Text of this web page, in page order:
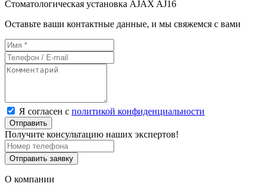
Стоматологическая установка AJAX AJ16
Оставьте ваши контактные данные, и мы свяжемся с вами
Я согласен с политикой конфиденциальности
Отправить
Получите консультацию наших экспертов!
Отправить заявку
О компании